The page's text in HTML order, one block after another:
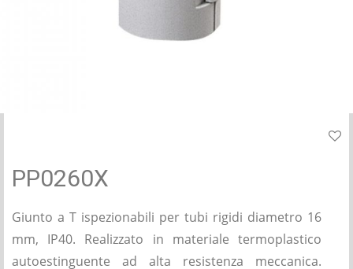
PP0260X
Giunto a T ispezionabili per tubi rigidi diametro 16
mm, IP40. Realizzato in materiale termoplastico
autoestinguente ad alta resistenza meccanica.